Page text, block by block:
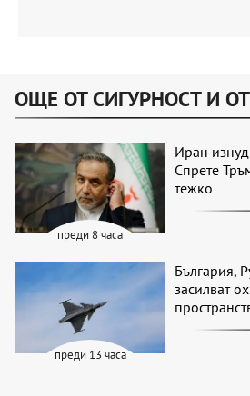
ОЩЕ ОТ СИГУРНОСТ И
преди 8 часа
Иран
Спрете
тежко
преди 13 часа
България,
засилват